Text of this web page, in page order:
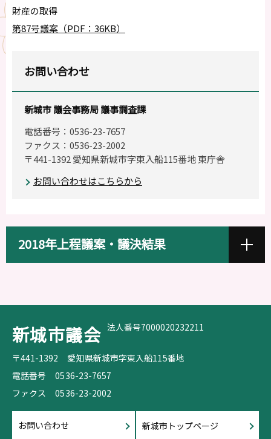
財産の取得
第87号議案（PDF：36KB）
お問い合わせ
新城市 議会事務局 議事調査課
電話番号：0536-23-7657
ファクス：0536-23-2002
〒441-1392 愛知県新城市字東入船115番地 東庁舎
お問い合わせはこちらから
2018年上程議案・議決結果
新城市議会 法人番号7000020232211
〒441-1392
愛知県新城市字東入船115番地
電話番号
0536-23-7657
ファクス
0536-23-2002
お問い合わせ 新城市トップページ